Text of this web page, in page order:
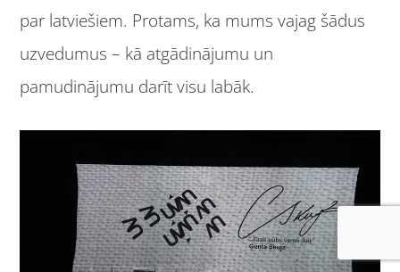
par latviešiem. Protams, ka mums vajag šādus
uzvedumus – kā atgādinājumu un
pamudinājumu darīt visu labāk.